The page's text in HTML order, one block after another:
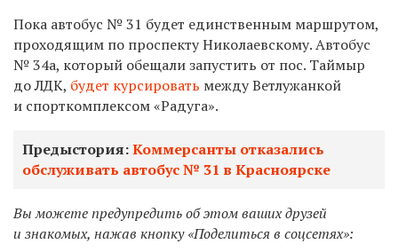
Пока автобус № 31 будет единственным маршрутом,
проходящим по проспекту Николаевскому. Автобус
№ 34а, который обещали запустить от пос. Таймыр
до ЛДК, будет курсировать между Ветлужанкой
и спорткомплексом «Радуга».
Предыстория:Коммерсанты отказались
обслуживать автобус № 31 в Красноярске
Вы можете предупредить об этом ваших друзей
и знакомых, нажав кнопку «Поделиться в соцсетях»: